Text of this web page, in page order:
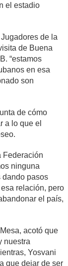
el estadio
de la
de Buena
“estamos
en esa
son
de cómo
a lo que el
Federación
ninguna
dando pasos
relación, pero
el país,
acotó que
nuestra
Yosvani
que dejar de ser